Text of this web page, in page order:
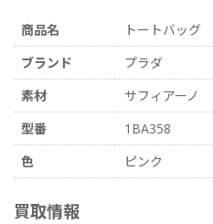
商品名
トートバッグ
ブランド
プラダ
素材
サフィアーノ
型番
1BA358
色
ピンク
買取情報